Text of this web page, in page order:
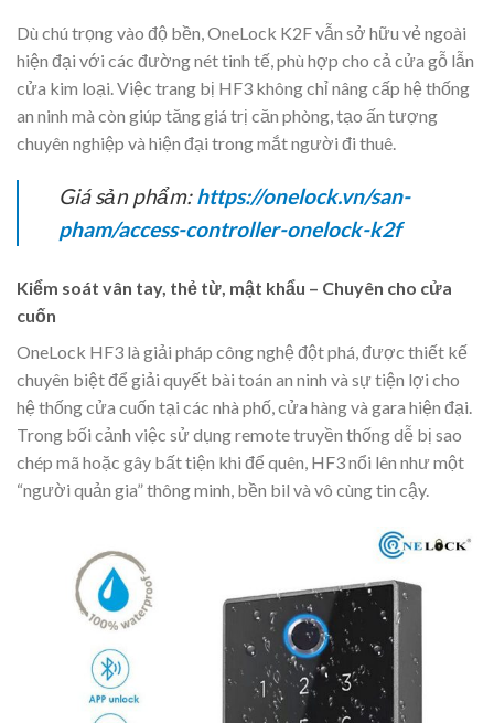
Dù chú trọng vào độ bền, OneLock K2F vẫn sở hữu vẻ ngoài
hiện đại với các đường nét tinh tế, phù hợp cho cả cửa gỗ lẫn
cửa kim loại. Việc trang bị HF3 không chỉ nâng cấp hệ thống
an ninh mà còn giúp tăng giá trị căn phòng, tạo ấn tượng
chuyên nghiệp và hiện đại trong mắt người đi thuê.
Giá sản phẩm:https://onelock.vn/san-
pham/access-controller-onelock-k2f
Kiểm soát vân tay, thẻ từ, mật khẩu – Chuyên cho cửa
cuốn
OneLock HF3 là giải pháp công nghệ đột phá, được thiết kế
chuyên biệt để giải quyết bài toán an ninh và sự tiện lợi cho
hệ thống cửa cuốn tại các nhà phố, cửa hàng và gara hiện đại.
Trong bối cảnh việc sử dụng remote truyền thống dễ bị sao
chép mã hoặc gây bất tiện khi để quên, HF3 nổi lên như một
“người quản gia” thông minh, bền bil và vô cùng tin cậy.